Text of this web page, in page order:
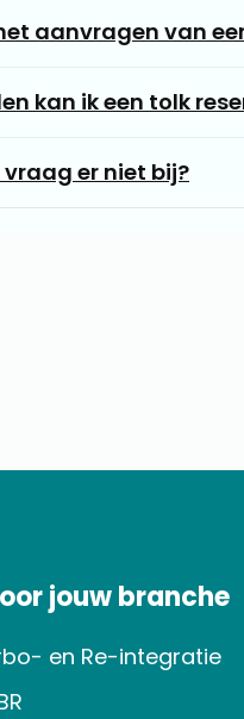
aanvragen van
kan ik een tolk
er niet bij?
jouw branche
en Re-integratie